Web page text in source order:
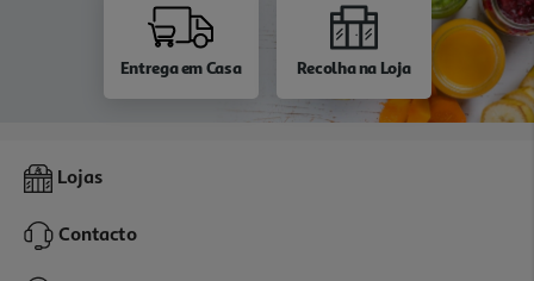
Entrega em Casa Recolha na Loja
Lojas
Contacto